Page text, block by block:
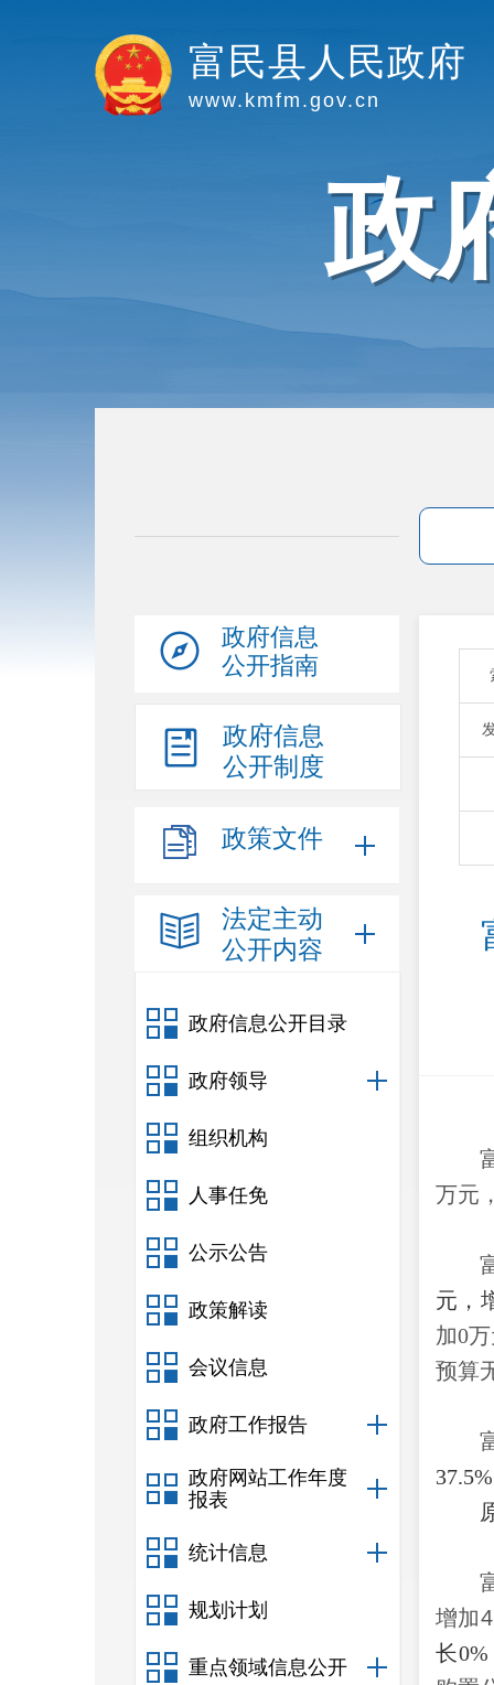
富民县人民政府
www.kmfm.gov.cn
政
政府信息
公开指南
政府信息
公开制度
政策文件
法定主动
公开内容
政府信息公开目录
政府领导
组织机构
人事任免
公示公告
政策解读
会议信息
政府工作报告
政府网站工作年度
报表
统计信息
规划计划
重点领域信息公开
万元
元，
加0
预算
增加
长0%